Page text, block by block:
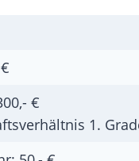
€
1.